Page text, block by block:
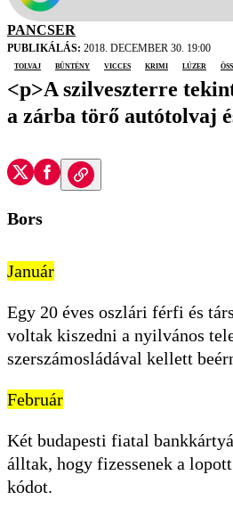
PANCSER
PUBLIKÁLÁS: 2018. DECEMBER 30. 19:00
tolvaj
bűntény vicces krimi lúzer
<p>A szilveszterre
a zárba törő autótolvaj
Bors
Január
Egy 20 éves oszlári férfi és
voltak kiszedni a nyilvános
szerszámosládával kellett
Február
Két budapesti fiatal
álltak, hogy fizessenek a
kódot.